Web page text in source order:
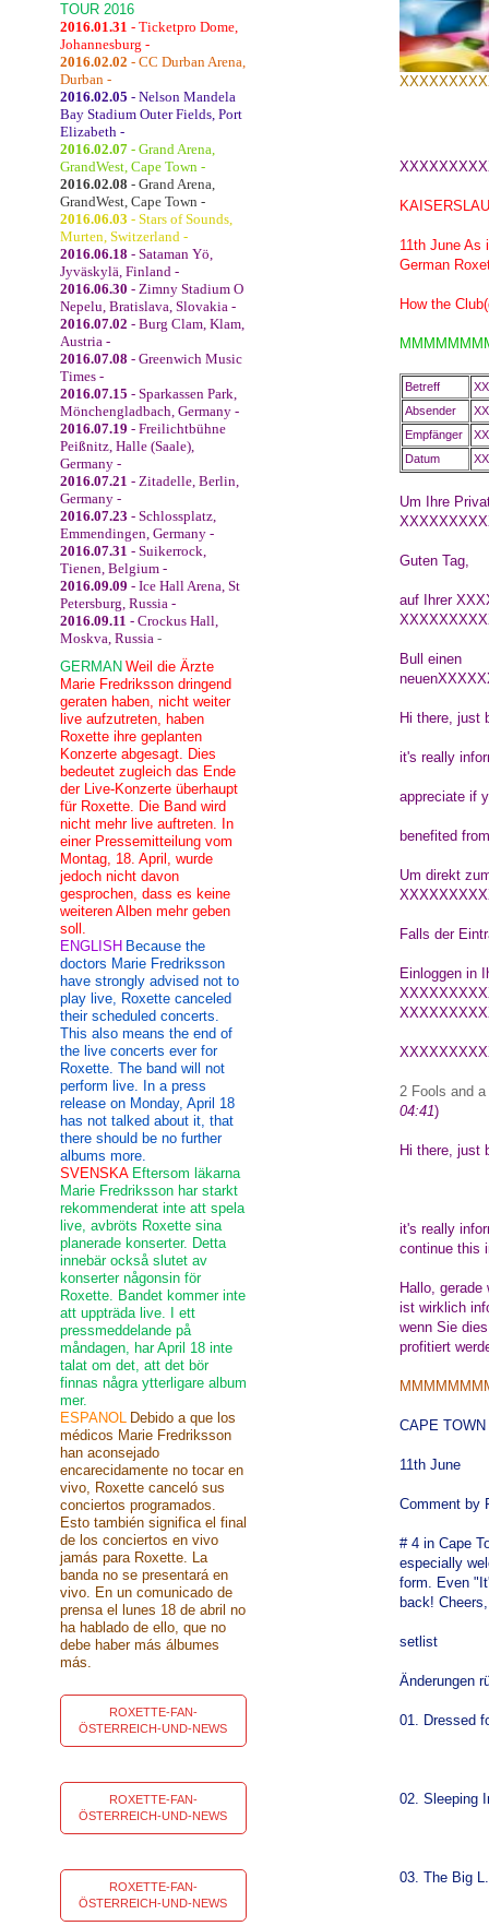
11th June As
German
How the
Betreff
Absender
Empfänger
Datum
Um Ihre
Guten Tag,
auf Ihrer
Bull einen
neuen
Hi there, just
it's really
appreciate if
benefited
Um direkt
Falls der
Einloggen in
2 Fools and
04:41)
Hi there, just
it's really
continue this
Hallo,
ist wirklich
wenn Sie
profitiert
CAPE
11th June
Comment by
# 4 in Cape
especially
form. Even
back!
setlist
Änderungen
01. Dressed
02. Sleeping
03. The Big L.
TOUR 2016
2016.01.31 - Ticketpro Dome,
Johannesburg -
2016.02.02 - CC Durban Arena,
Durban -
2016.02.05 - Nelson Mandela
Bay Stadium Outer Fields, Port
Elizabeth -
2016.02.07 - Grand Arena,
GrandWest, Cape Town -
2016.02.08 - Grand Arena,
GrandWest, Cape Town -
2016.06.03 - Stars of Sounds,
Murten, Switzerland -
2016.06.18 - Sataman Yö,
Jyväskylä, Finland -
2016.06.30 - Zimny Stadium O
Nepelu, Bratislava, Slovakia -
2016.07.02 - Burg Clam, Klam,
Austria -
2016.07.08 - Greenwich Music
Times -
2016.07.15 - Sparkassen Park,
Mönchengladbach, Germany -
2016.07.19 - Freilichtbühne
Peißnitz, Halle (Saale),
Germany -
2016.07.21 - Zitadelle, Berlin,
Germany -
2016.07.23 - Schlossplatz,
Emmendingen, Germany -
2016.07.31 - Suikerrock,
Tienen, Belgium -
2016.09.09 - Ice Hall Arena, St
Petersburg, Russia -
2016.09.11 - Crockus Hall,
Moskva, Russia -
GERMAN Weil die Ärzte
Marie Fredriksson dringend
geraten haben, nicht weiter
live aufzutreten, haben
Roxette ihre geplanten
Konzerte abgesagt. Dies
bedeutet zugleich das Ende
der Live-Konzerte überhaupt
für Roxette. Die Band wird
nicht mehr live auftreten. In
einer Pressemitteilung vom
Montag, 18. April, wurde
jedoch nicht davon
gesprochen, dass es keine
weiteren Alben mehr geben
soll.
ENGLISH Because the
doctors Marie Fredriksson
have strongly advised not to
play live, Roxette canceled
their scheduled concerts.
This also means the end of
the live concerts ever for
Roxette. The band will not
perform live. In a press
release on Monday, April 18
has not talked about it, that
there should be no further
albums more.
SVENSKA Eftersom läkarna
Marie Fredriksson har starkt
rekommenderat inte att spela
live, avbröts Roxette sina
planerade konserter. Detta
innebär också slutet av
konserter någonsin för
Roxette. Bandet kommer inte
att uppträda live. I ett
pressmeddelande på
måndagen, har April 18 inte
talat om det, att det bör
finnas några ytterligare album
mer.
ESPANOL Debido a que los
médicos Marie Fredriksson
han aconsejado
encarecidamente no tocar en
vivo, Roxette canceló sus
conciertos programados.
Esto también significa el final
de los conciertos en vivo
jamás para Roxette. La
banda no se presentará en
vivo. En un comunicado de
prensa el lunes 18 de abril no
ha hablado de ello, que no
debe haber más álbumes
más.
ROXETTE-FAN-
ÖSTERREICH-UND-NEWS
ROXETTE-FAN-
ÖSTERREICH-UND-NEWS
ROXETTE-FAN-
ÖSTERREICH-UND-NEWS